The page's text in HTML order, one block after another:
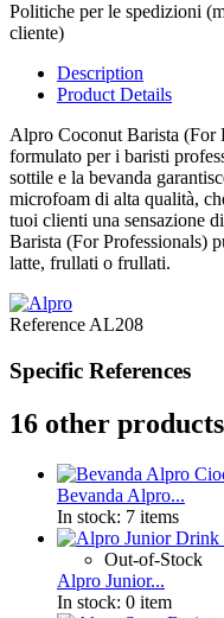
Politiche per le spedizioni
cliente)
Description
Product Details
Alpro Coconut Barista (For
formulato per i baristi
sottile e la bevanda
microfoam di alta qualità,
tuoi clienti una sensazione
Barista (For Professionals)
latte, frullati o frullati.
ReferenceAL208
Specific References
16 other
Bevanda Alpro...
In stock: 7 items
Out-of-Stock
Alpro Junior...
In stock: 0 item